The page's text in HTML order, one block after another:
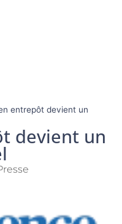
entrepôt devient un
devient un